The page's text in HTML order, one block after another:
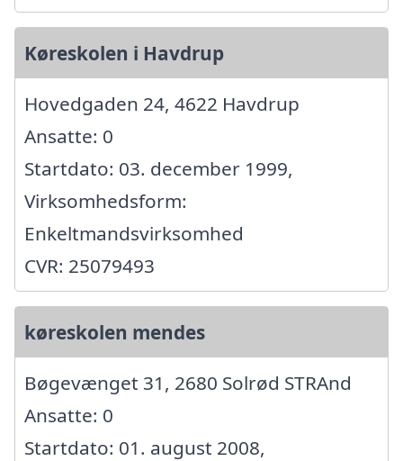
Køreskolen i Havdrup
Hovedgaden 24, 4622 Havdrup
Ansatte: 0
Startdato: 03. december 1999,
Virksomhedsform:
Enkeltmandsvirksomhed
CVR: 25079493
køreskolen mendes
Bøgevænget 31, 2680 Solrød STRAnd
Ansatte: 0
Startdato: 01. august 2008,